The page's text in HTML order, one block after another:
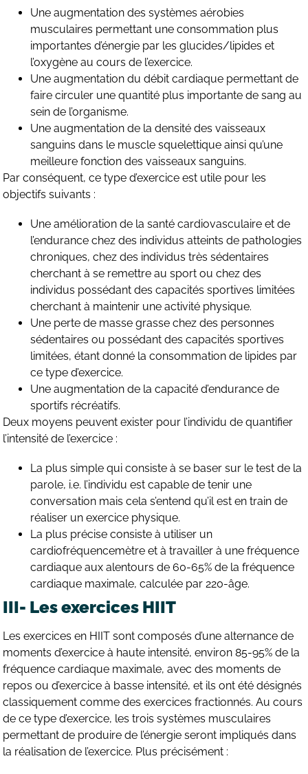
Une augmentation des systèmes aérobies
musculaires permettant une consommation plus
importantes d’énergie par les glucides/lipides et
l’oxygène au cours de l’exercice.
Une augmentation du débit cardiaque permettant de
faire circuler une quantité plus importante de sang au
sein de l’organisme.
Une augmentation de la densité des vaisseaux
sanguins dans le muscle squelettique ainsi qu’une
meilleure fonction des vaisseaux sanguins.
Par conséquent, ce type d’exercice est utile pour les
objectifs suivants :
Une amélioration de la santé cardiovasculaire et de
l’endurance chez des individus atteints de pathologies
chroniques, chez des individus très sédentaires
cherchant à se remettre au sport ou chez des
individus possédant des capacités sportives limitées
cherchant à maintenir une activité physique.
Une perte de masse grasse chez des personnes
sédentaires ou possédant des capacités sportives
limitées, étant donné la consommation de lipides par
ce type d’exercice.
Une augmentation de la capacité d’endurance de
sportifs récréatifs.
Deux moyens peuvent exister pour l’individu de quantifier
l’intensité de l’exercice :
La plus simple qui consiste à se baser sur le test de la
parole, i.e. l’individu est capable de tenir une
conversation mais cela s’entend qu’il est en train de
réaliser un exercice physique.
La plus précise consiste à utiliser un
cardiofréquencemètre et à travailler à une fréquence
cardiaque aux alentours de 60-65% de la fréquence
cardiaque maximale, calculée par 220-âge.
III- Les exercices HIIT
Les exercices en HIIT sont composés d’une alternance de
moments d’exercice à haute intensité, environ 85-95% de la
fréquence cardiaque maximale, avec des moments de
repos ou d’exercice à basse intensité, et ils ont été désignés
classiquement comme des exercices fractionnés. Au cours
de ce type d’exercice, les trois systèmes musculaires
permettant de produire de l’énergie seront impliqués dans
la réalisation de l’exercice. Plus précisément :